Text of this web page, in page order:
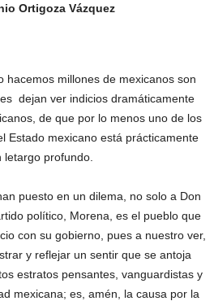
Ortigoza Vázquez
hacemos millones de mexicanos son
dejan ver indicios dramáticamente
de que por lo menos uno de los
Estado mexicano está prácticamente
letargo profundo.
puesto en un dilema, no solo a Don
político, Morena, es el pueblo que
con su gobierno, pues a nuestro ver,
y reflejar un sentir que se antoja
estratos pensantes, vanguardistas y
mexicana; es, amén, la causa por la